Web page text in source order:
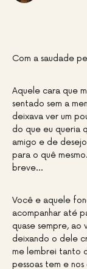
Com a saudade
Aquele cara que
sentado sem a
deixava ver um
do que eu queria
amigo e de
para o quê
breve…
Você e aquele
acompanhar até
quase sempre,
deixando o dele
me lembrei tanto
pessoas tem e